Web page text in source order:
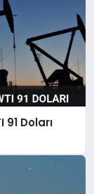
Doları